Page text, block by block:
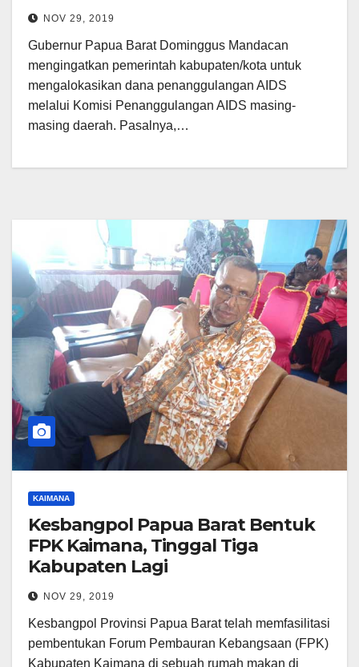
NOV 29, 2019
Gubernur Papua Barat Dominggus Mandacan
mengingatkan pemerintah kabupaten/kota untuk
mengalokasikan dana penanggulangan AIDS
melalui Komisi Penanggulangan AIDS masing-
masing daerah. Pasalnya,…
KAIMANA
Kesbangpol Papua Barat Bentuk
FPK Kaimana, Tinggal Tiga
Kabupaten Lagi
NOV 29, 2019
Kesbangpol Provinsi Papua Barat telah memfasilitasi
pembentukan Forum Pembauran Kebangsaan (FPK)
Kabupaten Kaimana di sebuah rumah makan di